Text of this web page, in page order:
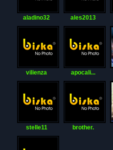
aladino32 ales2013
vilienza apocali...
stelle11 brother.